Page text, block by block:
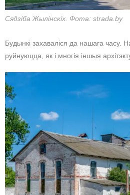
Сядзіба Жылінскіх. Фота: strada.by
Будынкі захаваліся да нашага часу.
руйнуюцца, як і многія іншыя